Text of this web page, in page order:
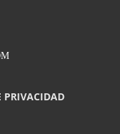
PRIVACIDAD